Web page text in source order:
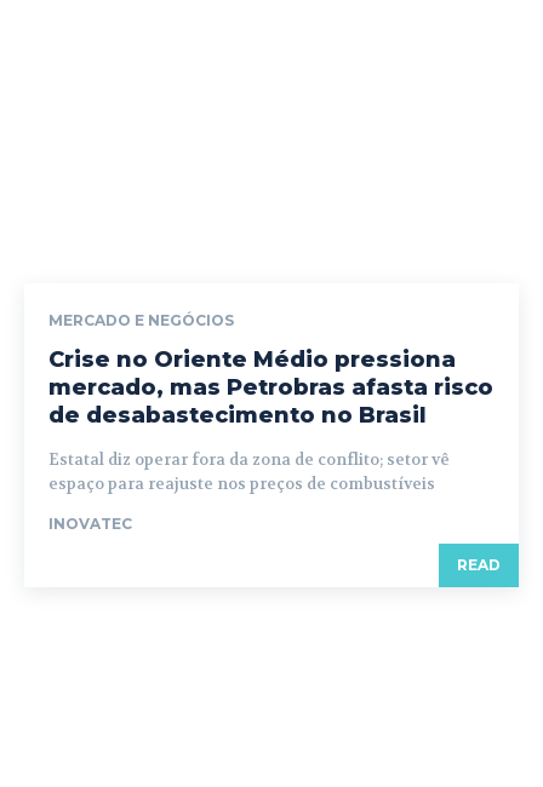
MERCADO E NEGÓCIOS
Crise no Oriente Médio pressiona
mercado, mas Petrobras afasta risco
de desabastecimento no Brasil
Estatal diz operar fora da zona de conflito; setor vê
espaço para reajuste nos preços de combustíveis
INOVATEC
READ